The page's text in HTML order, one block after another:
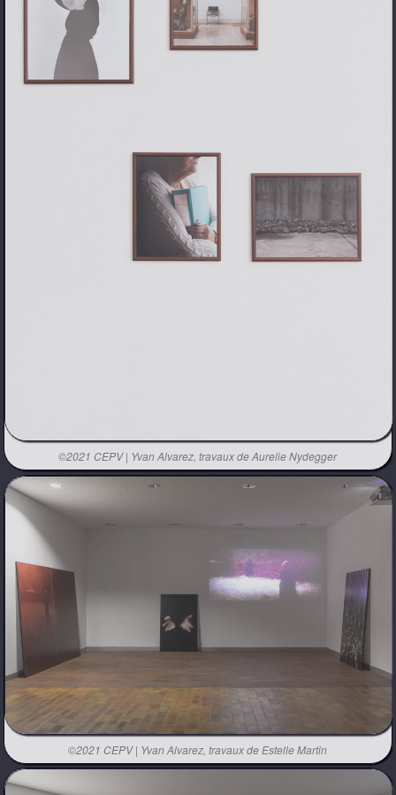
©2021 CEPV | Yvan Alvarez, travaux de Aurelie Nydegger
©2021 CEPV | Yvan Alvarez, travaux de Estelle Martin